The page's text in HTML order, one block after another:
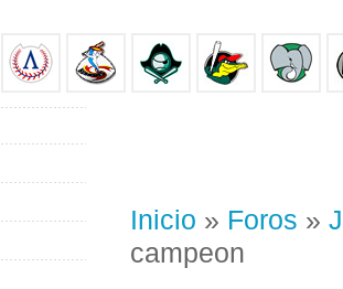
Inicio » Foros »
campeon